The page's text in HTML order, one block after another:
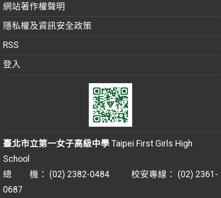
網站著作權聲明
隱私權及資訊安全政策
RSS
登入
臺北市立第一女子高級中學Taipei First Girls High
School
總 機： (02) 2382-0484 校安專線： (02) 2361-
0687